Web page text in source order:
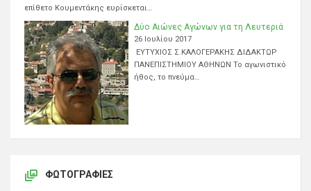
επίθετο Κουμεντάκης ευρίσκεται…
Δύο Αιώνες Αγώνων για τη Λευτεριά
26 Ιουλίου 2017
ΕΥΤΥΧΙΟΣ Σ.ΚΑΛΟΓΕΡΑΚΗΣ ΔΙΔΑΚΤΩΡ
ΠΑΝΕΠΙΣΤΗΜΙΟΥ ΑΘΗΝΩΝ Το αγωνιστικό
ήθος, το πνεύμα…
ΦΩΤΟΓΡΑΦΊΕΣ